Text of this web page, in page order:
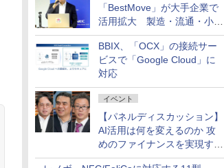
「BestMove」が大手企業で
活用拡大 製造・流通・小売
企業・広告代理店などが実装
フェーズへ
BBIX、「OCX」の接続サー
ビスで「Google Cloud」に
対応
イベント
【パネルディスカッション】
AI活用は何を変えるのか 攻
めのファイナンスを実現する
業務設計とマインドセット変